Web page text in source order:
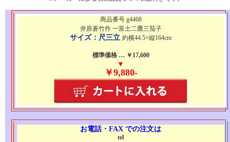
商品番号 g4468
井原蒼竹作 一富士二鷹三茄子
サイズ：尺三立 約横44.5×縦164cm
標準価格 … ￥17,600
▼
￥9,880-
お電話・FAX での注文は
tel